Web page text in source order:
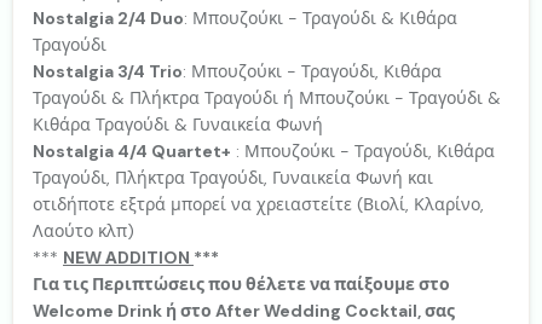
Nostalgia 2/4 Duo: Μπουζούκι - Τραγούδι & Κιθάρα
Τραγούδι
Nostalgia 3/4 Trio: Μπουζούκι - Τραγούδι, Κιθάρα
Τραγούδι & Πλήκτρα Τραγούδι ή Μπουζούκι - Τραγούδι &
Κιθάρα Τραγούδι & Γυναικεία Φωνή
Nostalgia 4/4 Quartet+ : Μπουζούκι - Τραγούδι, Κιθάρα
Τραγούδι, Πλήκτρα Τραγούδι, Γυναικεία Φωνή και
οτιδήποτε εξτρά μπορεί να χρειαστείτε (Βιολί, Κλαρίνο,
Λαούτο κλπ)
*** NEW ΑDDITION ***
Για τις Περιπτώσεις που θέλετε να παίξουμε στο
Welcome Drink ή στο After Wedding Cocktail, σας